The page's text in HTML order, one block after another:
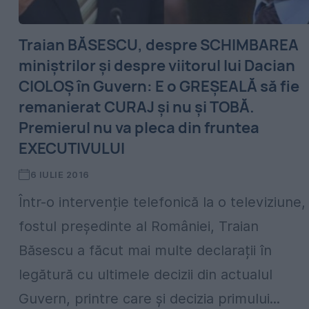
Traian BĂSESCU, despre SCHIMBAREA
miniștrilor și despre viitorul lui Dacian
CIOLOȘ în Guvern: E o GREȘEALĂ să fie
remanierat CURAJ și nu și TOBĂ.
Premierul nu va pleca din fruntea
EXECUTIVULUI
6 IULIE 2016
Într-o intervenție telefonică la o televiziune,
fostul președinte al României, Traian
Băsescu a făcut mai multe declarații în
legătură cu ultimele decizii din actualul
Guvern, printre care și decizia primului...